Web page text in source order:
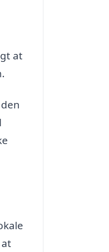
at